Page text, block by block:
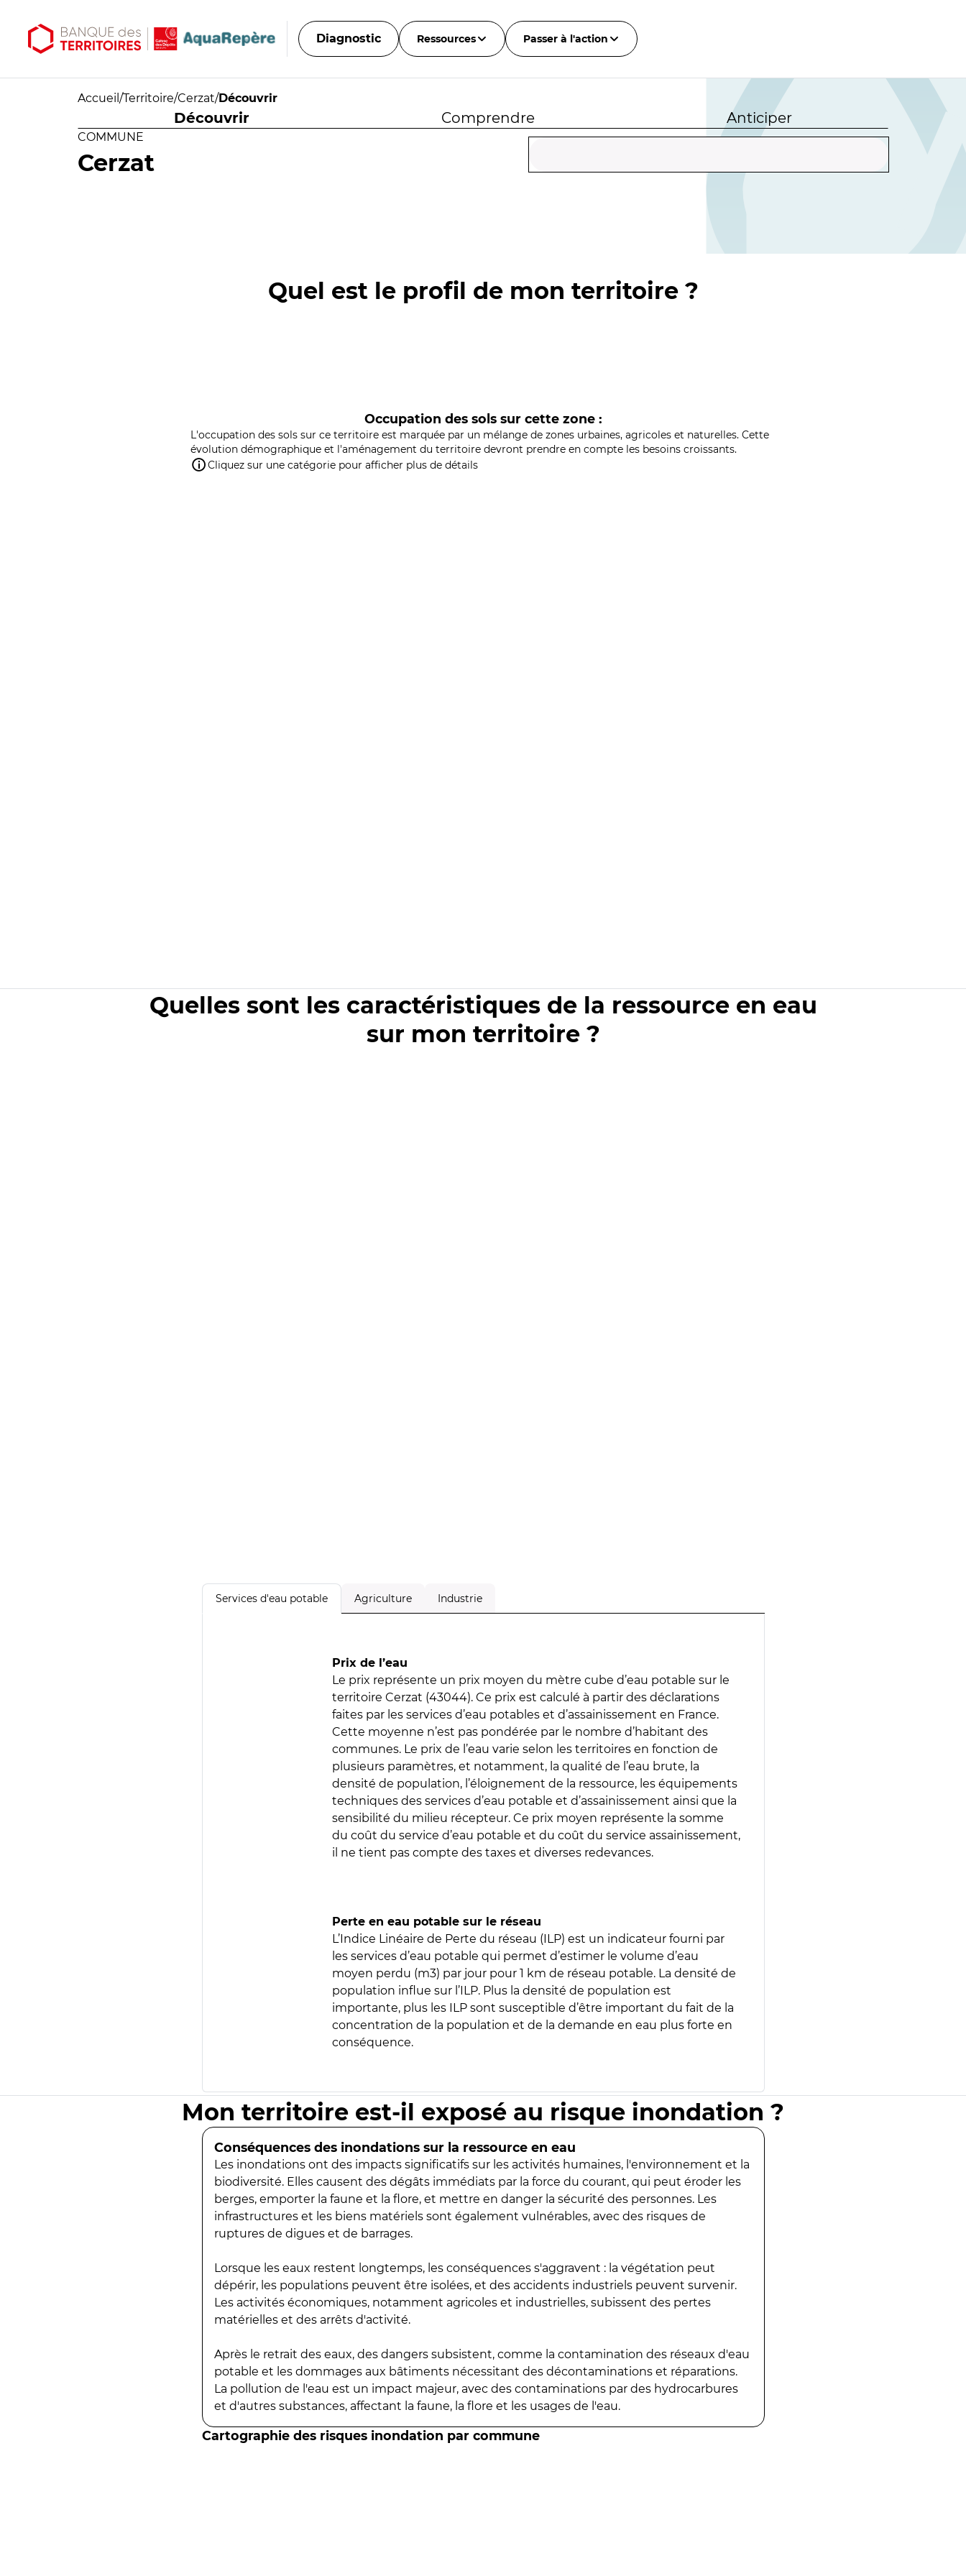
Diagnostic Ressources Passer à l'action
Accueil /Territoire/Cerzat/Découvrir
Découvrir Comprendre Anticiper
COMMUNE
Cerzat
Quel est le profil de mon territoire ?
Occupation des sols sur cette zone :
L'occupation des sols sur ce territoire est marquée par un mélange de zones urbaines, agricoles et naturelles. Cette
évolution démographique et l'aménagement du territoire devront prendre en compte les besoins croissants.
Cliquez sur une catégorie pour afficher plus de détails
Quelles sont les caractéristiques de la ressource en eau
sur mon territoire ?
Services d'eau potable Agriculture Industrie
Prix de l’eau
Le prix représente un prix moyen du mètre cube d’eau potable sur le
territoire Cerzat (43044). Ce prix est calculé à partir des déclarations
faites par les services d’eau potables et d’assainissement en France.
Cette moyenne n’est pas pondérée par le nombre d’habitant des
communes. Le prix de l’eau varie selon les territoires en fonction de
plusieurs paramètres, et notamment, la qualité de l’eau brute, la
densité de population, l’éloignement de la ressource, les équipements
techniques des services d’eau potable et d’assainissement ainsi que la
sensibilité du milieu récepteur. Ce prix moyen représente la somme
du coût du service d’eau potable et du coût du service assainissement,
il ne tient pas compte des taxes et diverses redevances.
Perte en eau potable sur le réseau
L’Indice Linéaire de Perte du réseau (ILP) est un indicateur fourni par
les services d’eau potable qui permet d’estimer le volume d’eau
moyen perdu (m3) par jour pour 1 km de réseau potable. La densité de
population influe sur l’ILP. Plus la densité de population est
importante, plus les ILP sont susceptible d’être important du fait de la
concentration de la population et de la demande en eau plus forte en
conséquence.
Mon territoire est-il exposé au risque inondation ?
Conséquences des inondations sur la ressource en eau
Les inondations ont des impacts significatifs sur les activités humaines, l'environnement et la
biodiversité. Elles causent des dégâts immédiats par la force du courant, qui peut éroder les
berges, emporter la faune et la flore, et mettre en danger la sécurité des personnes. Les
infrastructures et les biens matériels sont également vulnérables, avec des risques de
ruptures de digues et de barrages.
Lorsque les eaux restent longtemps, les conséquences s'aggravent : la végétation peut
dépérir, les populations peuvent être isolées, et des accidents industriels peuvent survenir.
Les activités économiques, notamment agricoles et industrielles, subissent des pertes
matérielles et des arrêts d'activité.
Après le retrait des eaux, des dangers subsistent, comme la contamination des réseaux d'eau
potable et les dommages aux bâtiments nécessitant des décontaminations et réparations.
La pollution de l'eau est un impact majeur, avec des contaminations par des hydrocarbures
et d'autres substances, affectant la faune, la flore et les usages de l'eau.
Cartographie des risques inondation par commune